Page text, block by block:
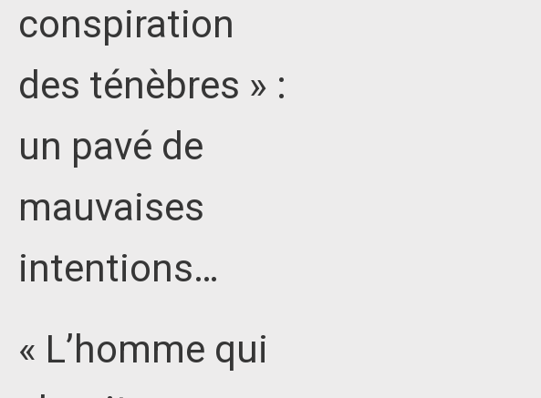
conspiration
des ténèbres » :
un pavé de
mauvaises
intentions…
« L’homme qui